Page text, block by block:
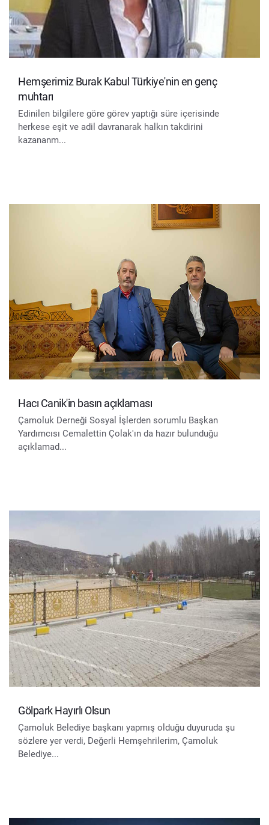
Hemşerimiz Burak Kabul Türkiye'nin en genç
muhtarı
Edinilen bilgilere göre görev yaptığı süre içerisinde
herkese eşit ve adil davranarak halkın takdirini
kazananm...
Hacı Canik'in basın açıklaması
Çamoluk Derneği Sosyal İşlerden sorumlu Başkan
Yardımcısı Cemalettin Çolak'ın da hazır bulunduğu
açıklamad...
Gölpark Hayırlı Olsun
Çamoluk Belediye başkanı yapmış olduğu duyuruda şu
sözlere yer verdi, Değerli Hemşehrilerim, Çamoluk
Belediye...